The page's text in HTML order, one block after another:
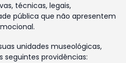
técnicas, legais,
pública que não apresentem
unidades museológicas,
seguintes providências: